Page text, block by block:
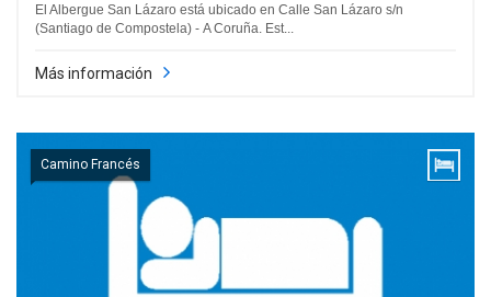
El Albergue San Lázaro está ubicado en Calle San Lázaro s/n
(Santiago de Compostela) - A Coruña. Est...
Más información
Camino Francés